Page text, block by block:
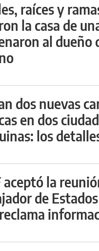
raíces y
la casa de
al dueño
dos nuevas
en dos
los
aceptó la
de